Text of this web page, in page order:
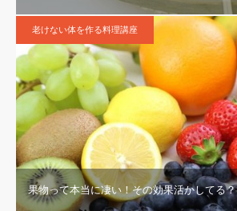
老けない体を作る料理講座
果物って本当に凄い！その効果活かしてる？